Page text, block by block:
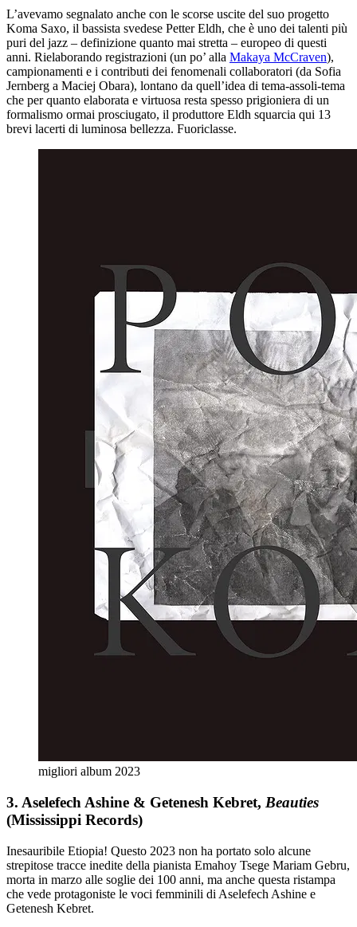
L’avevamo segnalato anche con le scorse uscite del suo progetto
Koma Saxo, il bassista svedese Petter Eldh, che è uno dei talenti più
puri del jazz – definizione quanto mai stretta – europeo di questi
anni. Rielaborando registrazioni (un po’ alla Makaya McCraven),
campionamenti e i contributi dei fenomenali collaboratori (da Sofia
Jernberg a Maciej Obara), lontano da quell’idea di tema-assoli-tema
che per quanto elaborata e virtuosa resta spesso prigioniera di un
formalismo ormai prosciugato, il produttore Eldh squarcia qui 13
brevi lacerti di luminosa bellezza. Fuoriclasse.
migliori album 2023
3. Aselefech Ashine & Getenesh Kebret, Beauties
(Mississippi Records)
Inesauribile Etiopia! Questo 2023 non ha portato solo alcune
strepitose tracce inedite della pianista Emahoy Tsege Mariam Gebru,
morta in marzo alle soglie dei 100 anni, ma anche questa ristampa
che vede protagoniste le voci femminili di Aselefech Ashine e
Getenesh Kebret.